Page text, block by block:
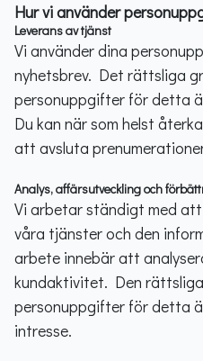
Hur vi använder
Leverans av tjänst
Vi använder dina
nyhetsbrev. Det rättsliga
personuppgifter för detta
Du kan när som helst
att avsluta
Analys, affärsutveckling och
Vi arbetar ständigt med
våra tjänster och den
arbete innebär att
kundaktivitet. Den
personuppgifter för detta
intresse.